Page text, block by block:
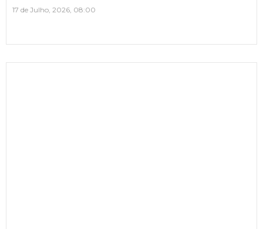
17 de Julho, 2026, 08:00